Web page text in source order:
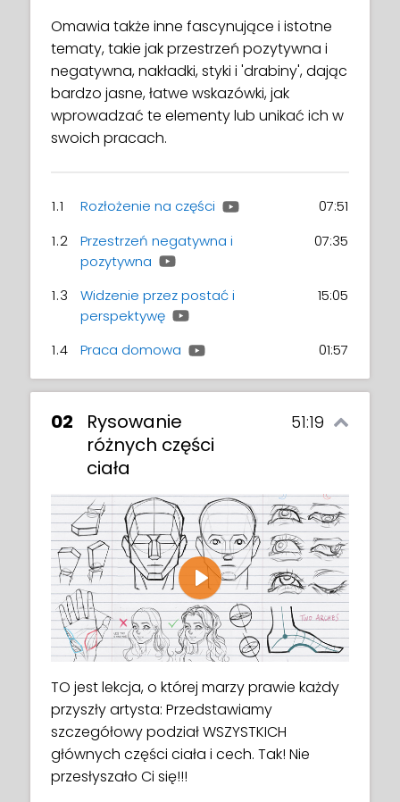
Omawia także inne fascynujące i istotne
tematy, takie jak przestrzeń pozytywna i
negatywna, nakładki, styki i 'drabiny', dając
bardzo jasne, łatwe wskazówki, jak
wprowadzać te elementy lub unikać ich w
swoich pracach.
1.1 Rozłożenie na części
07:51
1.2
Przestrzeń negatywna i
pozytywna
07:35
1.3
Widzenie przez postać i
perspektywę
15:05
1.4 Praca domowa 01:57
02
Rysowanie
różnych części
ciała
51:19
Play
TO jest lekcja, o której marzy prawie każdy
przyszły artysta: Przedstawiamy
szczegółowy podział WSZYSTKICH
głównych części ciała i cech. Tak! Nie
przesłyszało Ci się!!!